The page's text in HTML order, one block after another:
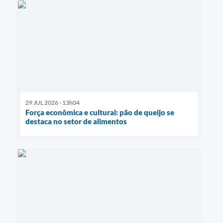
29 JUL 2026 - 13h04
Força econômica e cultural: pão de queijo se
destaca no setor de alimentos